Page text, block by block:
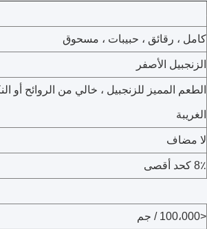
كامل ، رقائق ، حبيبات ، مسحوق
الزنجبيل الأصفر
الطعم المميز للزنجبيل ، خالي من الروائح أو
الغريبة
لا مضاف
8٪ كحد أقصى
<100،000 / جم